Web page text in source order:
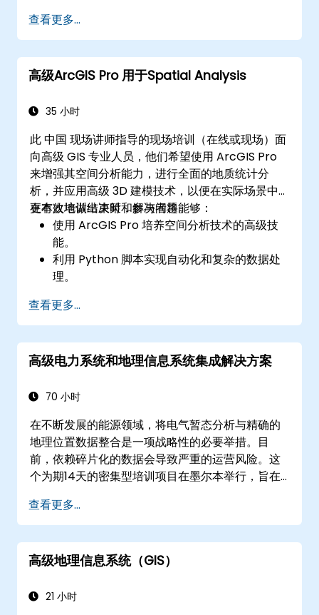
查看更多...
高级ArcGIS Pro 用于Spatial Analysis
35 小时
此 中国 现场讲师指导的现场培训（在线或现场）面
向高级 GIS 专业人员，他们希望使用 ArcGIS Pro
来增强其空间分析能力，进行全面的地质统计分
析，并应用高级 3D 建模技术，以便在实际场景中
更有效地做出决策和解决问题。
在本次培训结束时，参与者将能够：
使用 ArcGIS Pro 培养空间分析技术的高级技
能。
利用 Python 脚本实现自动化和复杂的数据处
理。
执行地统计分析以进行高级数据解释。
集成外部数据源并利用 3D 空间数据分析。
查看更多...
高级电力系统和地理信息系统集成解决方案
70 小时
在不断发展的能源领域，将电气暂态分析与精确的
地理位置数据整合是一项战略性的必要举措。目
前，依赖碎片化的数据会导致严重的运营风险。这
个为期14天的密集型培训项目在墨尔本举行，旨在
查看更多...
高级地理信息系统（GIS）
21 小时